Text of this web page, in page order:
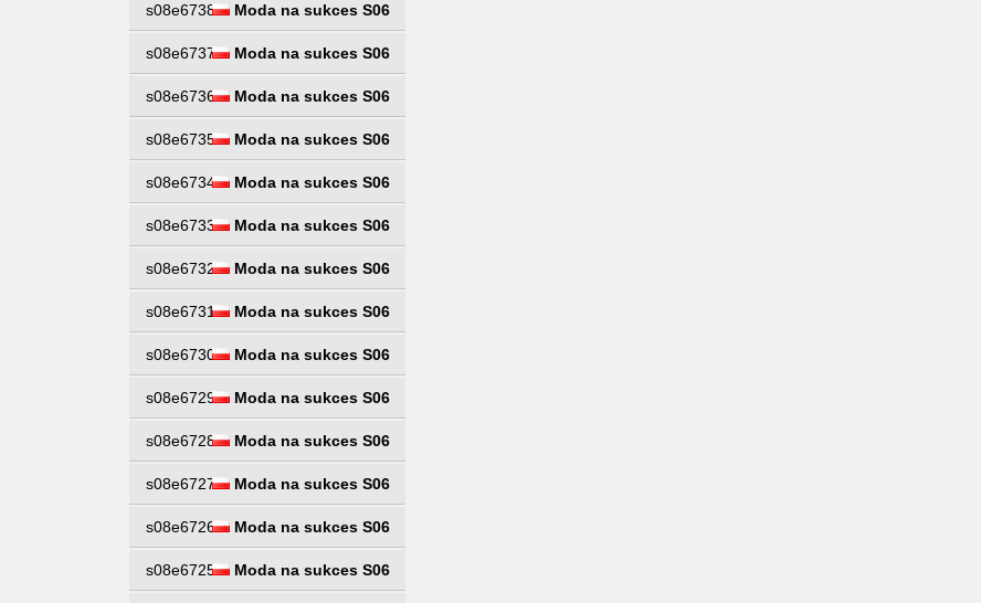
s08e6738 Moda na sukces S06
s08e6737 Moda na sukces S06
s08e6736 Moda na sukces S06
s08e6735 Moda na sukces S06
s08e6734 Moda na sukces S06
s08e6733 Moda na sukces S06
s08e6732 Moda na sukces S06
s08e6731 Moda na sukces S06
s08e6730 Moda na sukces S06
s08e6729 Moda na sukces S06
s08e6728 Moda na sukces S06
s08e6727 Moda na sukces S06
s08e6726 Moda na sukces S06
s08e6725 Moda na sukces S06